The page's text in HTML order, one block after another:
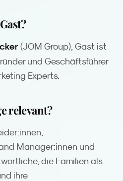
(JOM Group), Gast ist
und Geschäftsführer
Experts.
relevant?
Manager:innen und
die Familien als
ihre